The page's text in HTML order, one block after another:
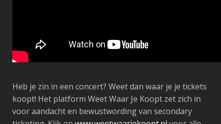
Heb je zin in een concert? Weet dan waar je je tickets
koopt! Het platform Weet Waar Je Koopt zet zich in
voor aandacht en bewustwording van secondary